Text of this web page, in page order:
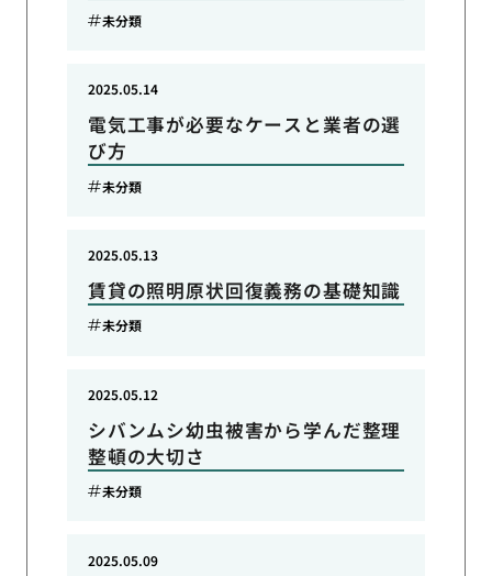
未分類
電気工事が必要なケースと業者の選
び方
2025.05.14
未分類
賃貸の照明原状回復義務の基礎知識
2025.05.13
未分類
シバンムシ幼虫被害から学んだ整理
整頓の大切さ
2025.05.12
未分類
2025.05.09